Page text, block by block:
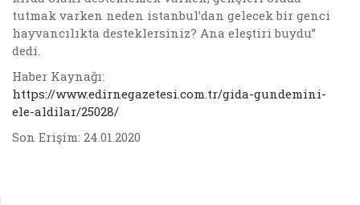
tutmak varken neden istanbul’dan gelecek bir genci
hayvancılıkta desteklersiniz? Ana eleştiri buydu”
dedi.
Haber Kaynağı:
https://www.edirnegazetesi.com.tr/gida-gundemini-
ele-aldilar/25028/
Son Erişim: 24.01.2020